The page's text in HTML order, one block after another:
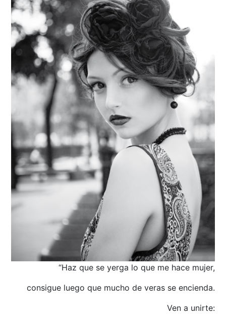
“Haz que se yerga lo que me hace mujer,
consigue luego que mucho de veras se encienda.
Ven a unirte: